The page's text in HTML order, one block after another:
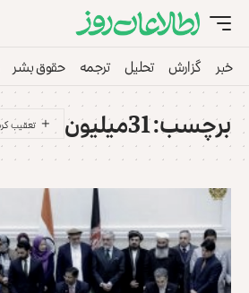
خبر گزارش تحلیل ترجمه حقوق بشر
برچسب:31میلیون